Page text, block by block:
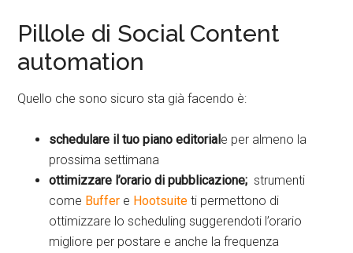
Pillole di Social Content
automation
Quello che sono sicuro sta già facendo è:
schedulare il tuo piano editoriale per almeno la
prossima settimana
ottimizzare l’orario di pubblicazione; strumenti
come Buffer e Hootsuite ti permettono di
ottimizzare lo scheduling suggerendoti l’orario
migliore per postare e anche la frequenza